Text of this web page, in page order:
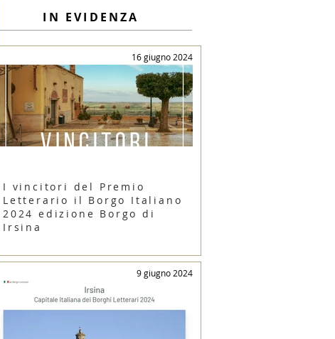
16 giugno 2024
I vincitori del Premio
Letterario il Borgo Italiano
2024 edizione Borgo di
Irsina
9 giugno 2024
IN EVIDENZA